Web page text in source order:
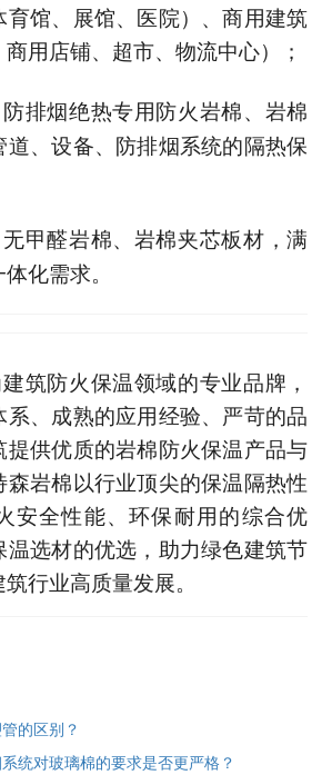
育馆、展馆、医院）、商用建筑
商用店铺、超市、物流中心）；
防排烟绝热专用防火岩棉、岩棉
、设备、防排烟系统的隔热保
无甲醛岩棉、岩棉夹芯板材，满
化需求。
筑防火保温领域的专业品牌，
系、成熟的应用经验、严苛的品
提供优质的岩棉防火保温产品与
岩棉以行业顶尖的保温隔热性
安全性能、环保耐用的综合优
选材的优选，助力绿色建筑节
行业高质量发展。
的区别？
统对玻璃棉的要求是否更严格？